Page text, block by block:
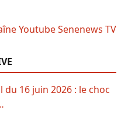
du 16 juin 2026 : le choc